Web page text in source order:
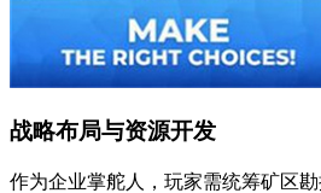
战略布局与资源开发
作为企业掌舵人，玩家需统筹矿区